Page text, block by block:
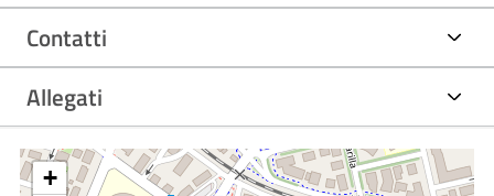
sanitario, grazie a una didattica che comprende lezioni
frontali, attività interattive a piccoli gruppi, laboratori
pratico-applicativi svolti in strutture pubbliche e private per
ognuna delle aree di competenza specifica di ogni
professione.
Contatti
Allegati
+